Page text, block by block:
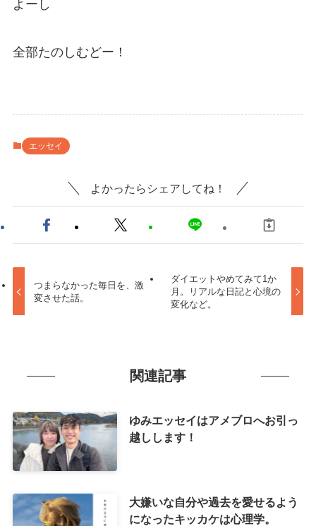
よーし
全部たのしむどー！
エッセイ
よかったらシェアしてね！
つまらなかった毎日を、激
変させた話。
ダイエットやめてみて1か
月。リアルな日記と心境の
変化など。
関連記事
ゆみエッセイはアメブロへお引っ
越しします！
大嫌いな自分や過去を愛せるよう
になったキッカケは心理学。